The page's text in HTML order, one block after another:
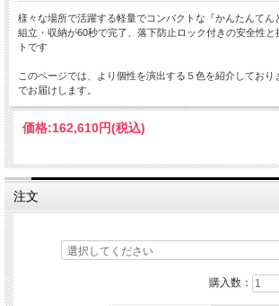
様々な場所で活躍する軽量でコンパクトな『かんたんてん
組立・収納が60秒で完了、落下防止ロック付きの安全性と
トです
このページでは、より個性を演出する５色を紹介しており
でお届けします。
価格:162,610円(税込)
注文
購入数：